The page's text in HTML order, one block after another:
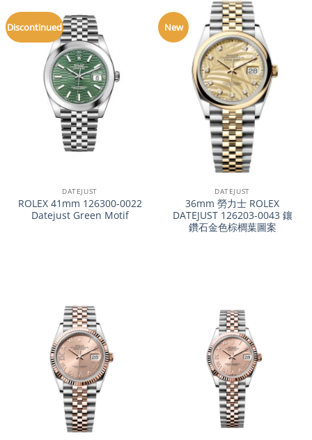
Discontinued
DATEJUST
ROLEX 41mm 126300-0022
Datejust Green Motif
New
DATEJUST
36mm 勞力士 ROLEX
DATEJUST 126203-0043 鑲
鑽石金色棕櫚葉圖案